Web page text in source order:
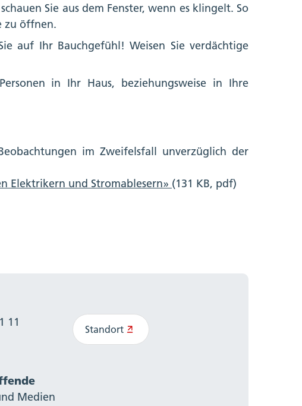
Sie aus dem Fenster, wenn es klingelt. So
zu öffnen.
auf Ihr Bauchgefühl! Weisen Sie verdächtige
in Ihr Haus, beziehungsweise in Ihre
im Zweifelsfall unverzüglich der
Elektrikern und Stromablesern» (131 KB, pdf)
11
Medien
Standort